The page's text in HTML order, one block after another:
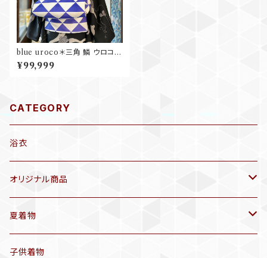
blue uroco＊三角 鱗 ウロコ
うろこ 幾何学模様 アンティーク
仕立て替え名古屋帯 A617
¥99,999
CATEGORY
浴衣
オリジナル商品
袷着物(10〜5月頃)
セオα 着物(5〜9月頃)
夏着物
アンティーク着物
子供着物